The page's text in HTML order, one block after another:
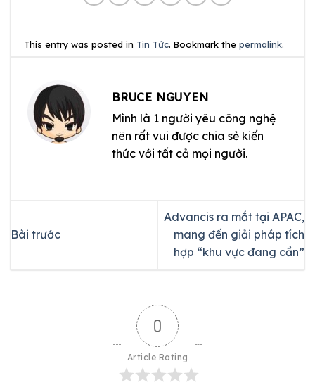
This entry was posted in Tin Tức. Bookmark thepermalink.
BRUCE NGUYEN
Mình là 1 người yêu công nghệ
nên rất vui được chia sẻ kiến
thức với tất cả mọi người.
Bài trước
Advancis ra mắt tại APAC,
mang đến giải pháp tích
hợp “khu vực đang cần”
0
Article Rating